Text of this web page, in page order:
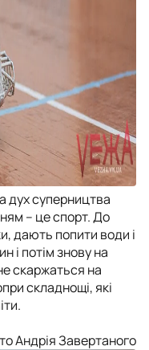
дух суперництва
– це спорт. До
дають попити води і
і потім знову на
скаржаться на
складнощі, які
Андрія Завертаного